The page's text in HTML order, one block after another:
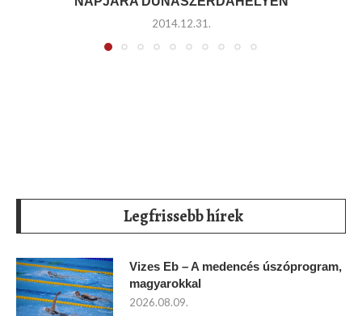
2014.12.31.
Legfrissebb hírek
Vizes Eb – A medencés úszóprogram,
magyarokkal
2026.08.09.